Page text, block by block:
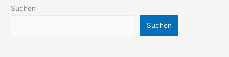
Suchen
Suchen